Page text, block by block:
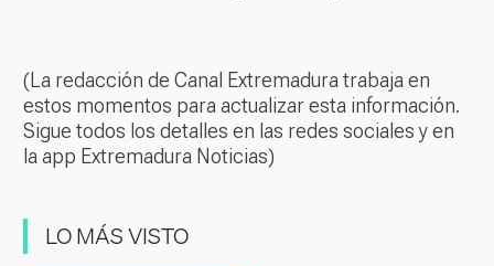
(La redacción de Canal Extremadura trabaja en
estos momentos para actualizar esta información.
Sigue todos los detalles en las redes sociales y en
la app Extremadura Noticias)
LO MÁS VISTO